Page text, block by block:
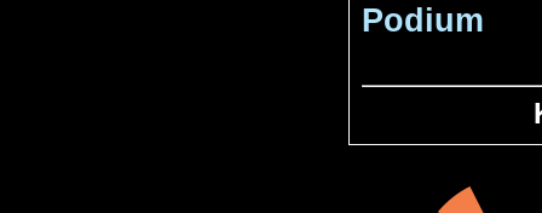
Podium